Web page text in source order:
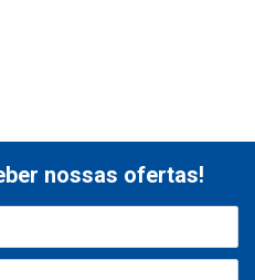
nossas ofertas!